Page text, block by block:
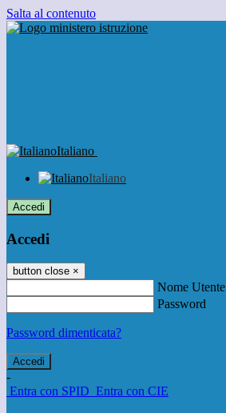
Salta al contenuto
Italiano
Italiano
Accedi
Accedi
button close ×
Nome Utente
Password
Password dimenticata?
-
Entra con SPID Entra con CIE